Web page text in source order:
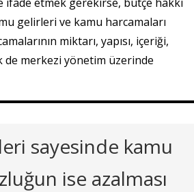
gelirleri ve kamu harcamaları
miktarı, yapısı, içeriği,
de merkezi yönetim üzerinde
sayesinde kamu
ise azalması